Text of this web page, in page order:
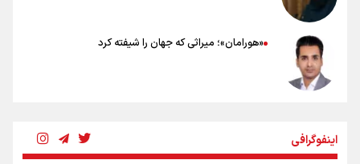
«هورامان»؛ میراثی که جهان را شیفته کرد
اینفوگرافی